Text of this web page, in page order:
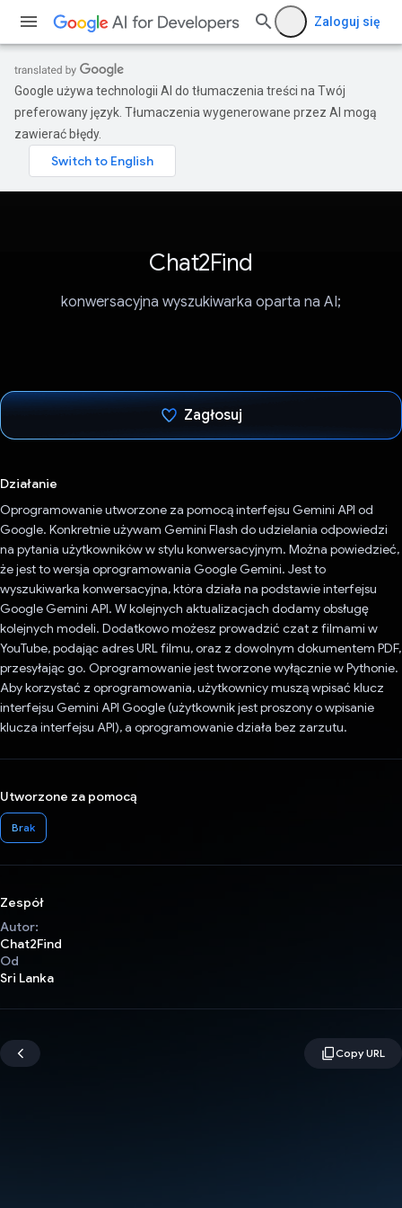
Zaloguj się
Google używa technologii AI do tłumaczenia treści na Twój
preferowany język. Tłumaczenia wygenerowane przez AI mogą
zawierać błędy.
Chat2Find
konwersacyjna wyszukiwarka oparta na AI;
Zagłosuj
Działanie
Oprogramowanie utworzone za pomocą interfejsu Gemini API od
Google. Konkretnie używam Gemini Flash do udzielania odpowiedzi
na pytania użytkowników w stylu konwersacyjnym. Można powiedzieć,
że jest to wersja oprogramowania Google Gemini. Jest to
wyszukiwarka konwersacyjna, która działa na podstawie interfejsu
Google Gemini API. W kolejnych aktualizacjach dodamy obsługę
kolejnych modeli. Dodatkowo możesz prowadzić czat z filmami w
YouTube, podając adres URL filmu, oraz z dowolnym dokumentem PDF,
przesyłając go. Oprogramowanie jest tworzone wyłącznie w Pythonie.
Aby korzystać z oprogramowania, użytkownicy muszą wpisać klucz
interfejsu Gemini API Google (użytkownik jest proszony o wpisanie
klucza interfejsu API), a oprogramowanie działa bez zarzutu.
Utworzone za pomocą
Brak
Zespół
Autor:
Chat2Find
Od
Sri Lanka